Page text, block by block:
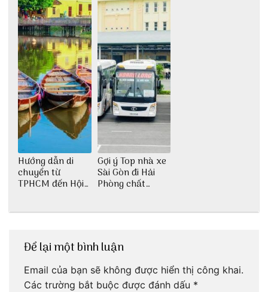
Hướng dẫn di
chuyển từ
TPHCM đến Hội
Gợi ý Top nhà xe
Sài Gòn đi Hải
Phòng chất
Để lại một bình luận
Email của bạn sẽ không được hiển thị công khai.
Các trường bắt buộc được đánh dấu *